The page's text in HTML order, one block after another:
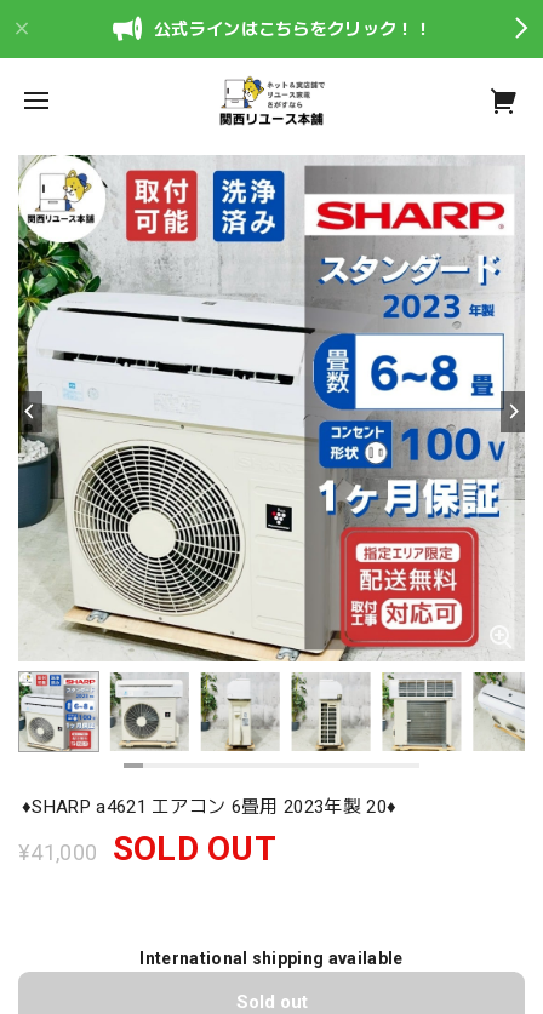
公式ラインはこちらをクリック！！
♦️SHARP a4621 エアコン 6畳用 2023年製 20♦️
¥41,000 SOLD OUT
International shipping available
Sold out